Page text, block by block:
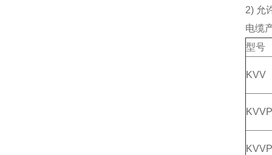
2) 允
电缆
型号
KVV
KVVP